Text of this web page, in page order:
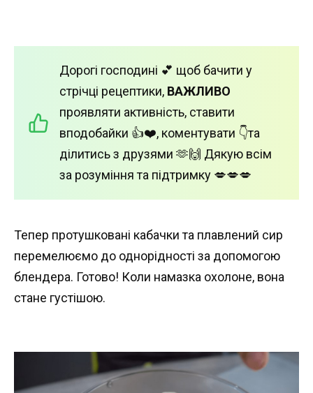
Дорогі господині 💕 щоб бачити у
стрічці рецептики, ВАЖЛИВО
проявляти активність, ставити
вподобайки 👍❤️, коментувати 👇та
ділитись з друзями 🫶🙌 Дякую всім
за розуміння та підтримку 💋💋💋
Тепер протушковані кабачки та плавлений сир
перемелюємо до однорідності за допомогою
блендера. Готово! Коли намазка охолоне, вона
стане густішою.